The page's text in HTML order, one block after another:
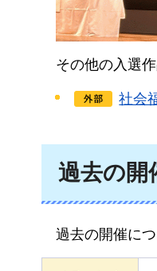
その他の入選
社会
過去の開
過去の開催に